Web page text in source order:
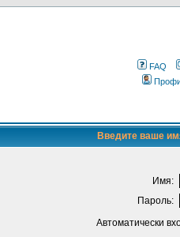
FAQ
Введите ваше
Имя:
Пароль:
Автоматически